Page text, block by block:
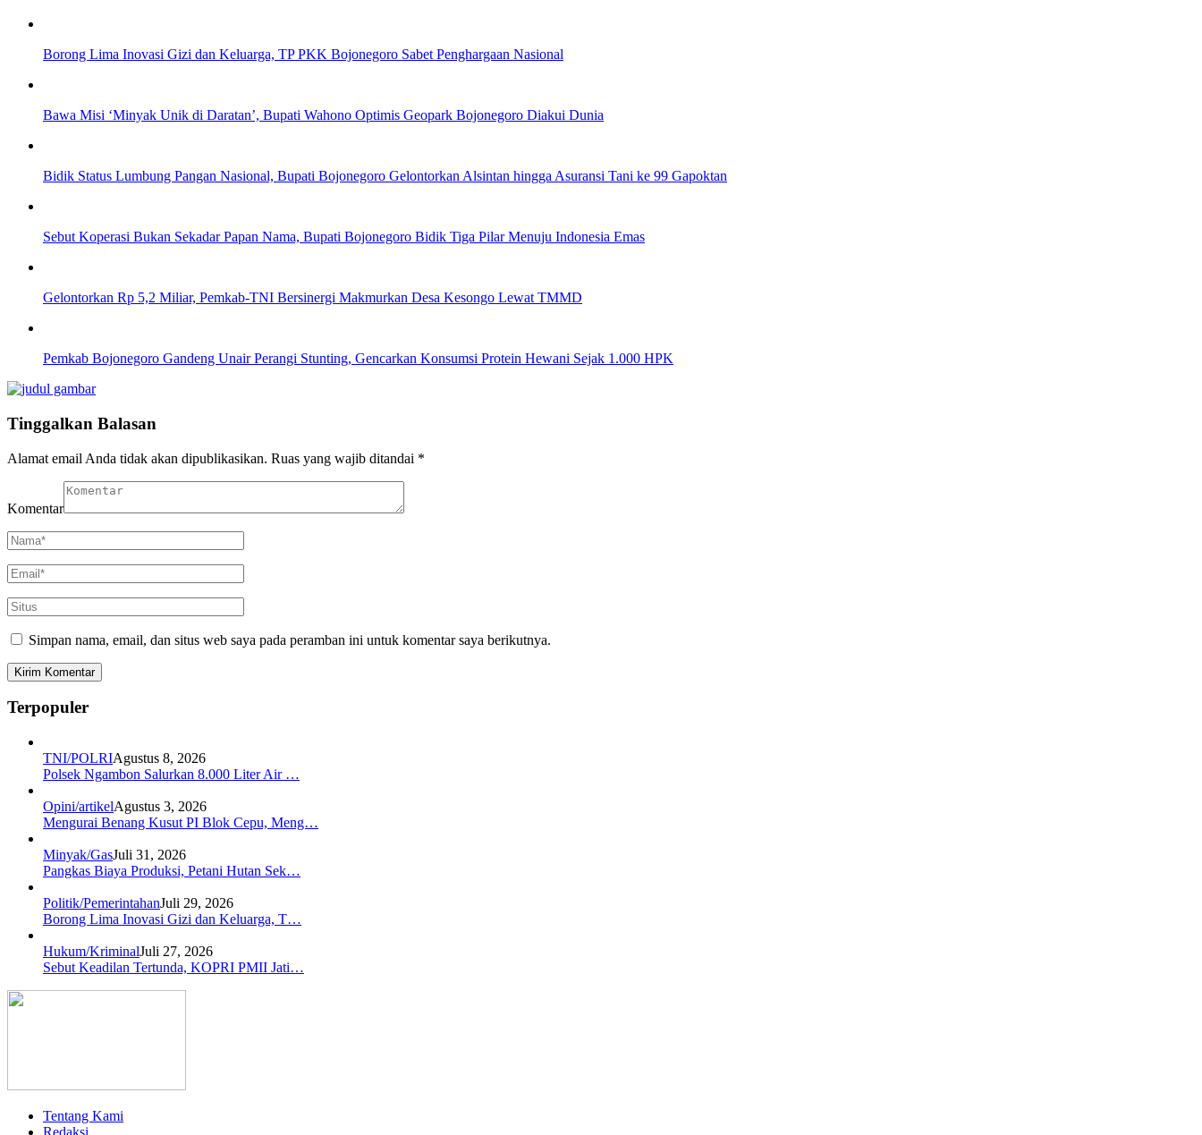
Borong Lima Inovasi Gizi dan Keluarga, TP PKK Bojonegoro Sabet Penghargaan Nasional
Bawa Misi ‘Minyak Unik di Daratan’, Bupati Wahono Optimis Geopark Bojonegoro Diakui Dunia
Bidik Status Lumbung Pangan Nasional, Bupati Bojonegoro Gelontorkan Alsintan hingga Asuransi Tani ke 99 Gapoktan
Sebut Koperasi Bukan Sekadar Papan Nama, Bupati Bojonegoro Bidik Tiga Pilar Menuju Indonesia Emas
Gelontorkan Rp 5,2 Miliar, Pemkab-TNI Bersinergi Makmurkan Desa Kesongo Lewat TMMD
Pemkab Bojonegoro Gandeng Unair Perangi Stunting, Gencarkan Konsumsi Protein Hewani Sejak 1.000 HPK
Tinggalkan Balasan
Alamat email Anda tidak akan dipublikasikan. Ruas yang wajib ditandai *
Komentar
Simpan nama, email, dan situs web saya pada peramban ini untuk komentar saya berikutnya.
Terpopuler
TNI/POLRIAgustus 8, 2026
Polsek Ngambon Salurkan 8.000 Liter Air …
Opini/artikelAgustus 3, 2026
Mengurai Benang Kusut PI Blok Cepu, Meng…
Minyak/GasJuli 31, 2026
Pangkas Biaya Produksi, Petani Hutan Sek…
Politik/PemerintahanJuli 29, 2026
Borong Lima Inovasi Gizi dan Keluarga, T…
Hukum/KriminalJuli 27, 2026
Sebut Keadilan Tertunda, KOPRI PMII Jati…
Tentang Kami
Redaksi